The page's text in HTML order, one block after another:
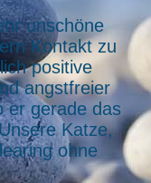
unschöne
Kontakt zu
positive
angstfreier
er gerade das
Katze,
ohne